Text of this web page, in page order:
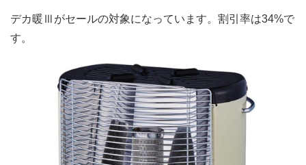
デカ暖Ⅲがセールの対象になっています。割引率は34%で
す。